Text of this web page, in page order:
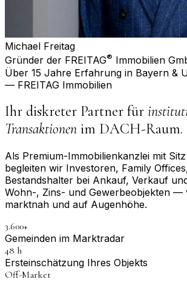
Michael Freitag
Gründer der FREITAG® Immobilien
Über 15 Jahre Erfahrung in Bayern &
— FREITAG Immobilien
Ihr diskreter Partner für
Transaktionen im DACH-Raum.
Als Premium-Immobilienkanzlei mit
begleiten wir Investoren, Family
Bestandshalter bei Ankauf, Verkauf
Wohn-, Zins- und Gewerbeobjekten —
marktnah und auf Augenhöhe.
3.600+
Gemeinden im Marktradar
48 h
Erst­einschätzung Ihres Objekts
Off-Market